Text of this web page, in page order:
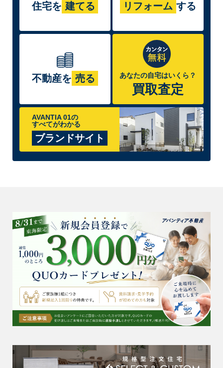
住宅を 建てる リフォーム する
不動産を 売る あなたの自宅はいくら？
買取査定
AVANTIA 01の
すべてがわかる
ブランドサイト